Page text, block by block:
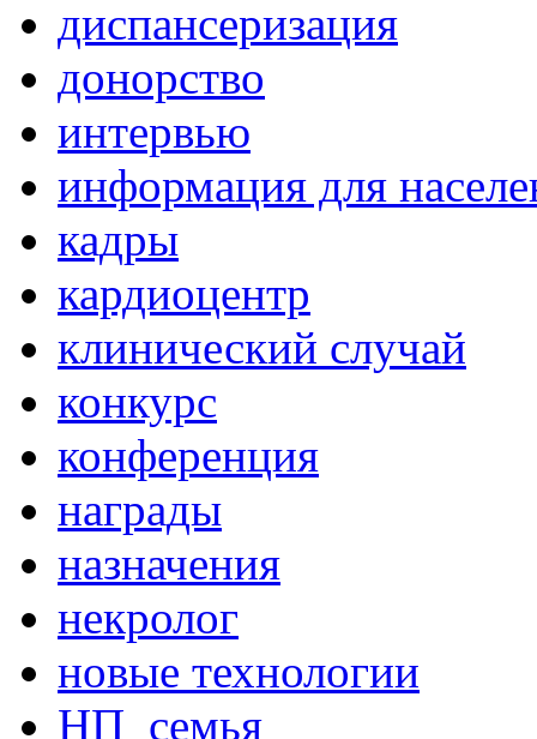
диспансеризация
донорство
интервью
информация для
кадры
кардиоцентр
клинический случай
конкурс
конференция
награды
назначения
некролог
новые технологии
НП_семья